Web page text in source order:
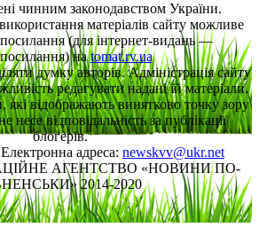
чинним законодавством України.
матеріалів сайту можливе
(для інтернет-видань —
наtomat.rv.ua
думку авторів. Адміністрація сайту
редагувати надані їй матеріали.
які відображають винятково точку зору
несе відповідальність за публікації
блогерів.
адреса: newskvv@ukr.net
АГЕНТСТВО «НОВИНИ ПО-
2014-2020